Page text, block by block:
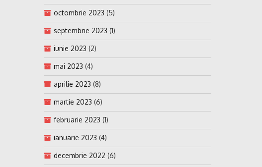
octombrie 2023 (5)
septembrie 2023 (1)
iunie 2023 (2)
mai 2023 (4)
aprilie 2023 (8)
martie 2023 (6)
februarie 2023 (1)
ianuarie 2023 (4)
decembrie 2022 (6)